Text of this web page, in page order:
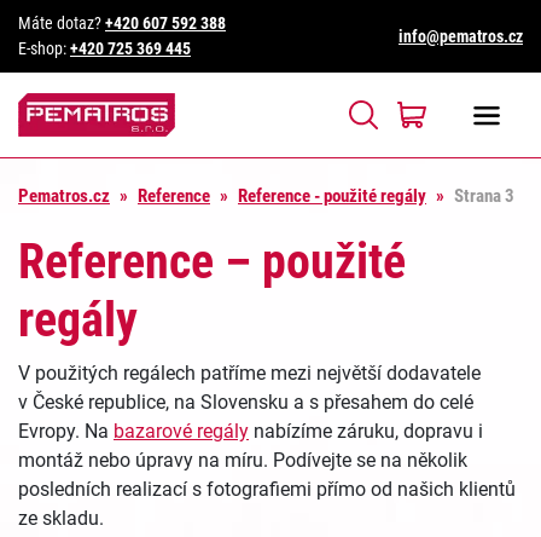
Máte dotaz?+420 607 592 388
E-shop:+420 725 369 445
info@pematros.cz
Pematros.cz » Reference » Reference - použité regály » Strana 3
Reference – použité
regály
V použitých regálech patříme mezi největší dodavatele
v České republice, na Slovensku a s přesahem do celé
Evropy. Na bazarové regály nabízíme záruku, dopravu i
montáž nebo úpravy na míru. Podívejte se na několik
posledních realizací s fotografiemi přímo od našich klientů
ze skladu.